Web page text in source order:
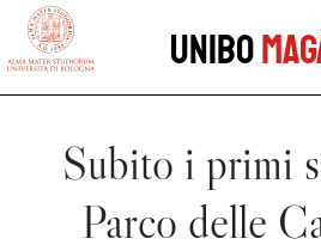
vai al contenuto della pagina
Unibo
Subito i primi
Parco delle